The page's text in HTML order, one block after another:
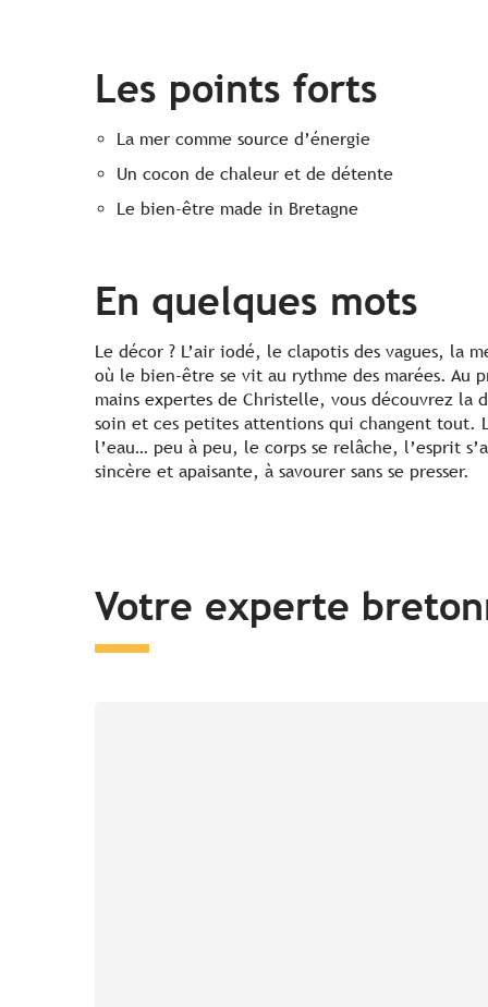
Les points forts
La mer comme source d’énergie
Un cocon de chaleur et de détente
Le bien-être made in Bretagne
En quelques mots
Le décor ? L’air iodé, le clapotis des vagues, la
où le bien-être se vit au rythme des marées. Au
mains expertes de Christelle, vous découvrez la
soin et ces petites attentions qui changent tout.
l’eau… peu à peu, le corps se relâche, l’esprit
sincère et apaisante, à savourer sans se presser.
Votre experte